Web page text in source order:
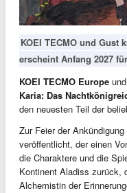
KOEI TECMO und Gust
erscheint Anfang 2027
KOEI TECMO Europe
Karia: Das
den neuesten Teil der
Zur Feier der
veröffentlicht, der einen
die Charaktere und die
Kontinent Aladiss zurück,
Alchemistin der